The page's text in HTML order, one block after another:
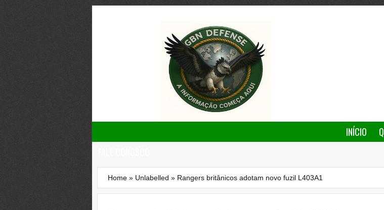
INÍCIO
Home » Unlabelled » Rangers britânicos adotam novo fuzil L403A1